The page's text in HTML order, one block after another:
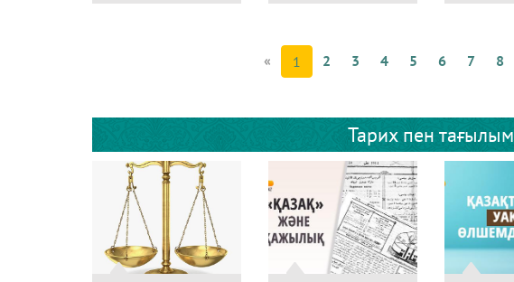
« 1 2 3 4 5 6 7 8
Тарих пен тағылым